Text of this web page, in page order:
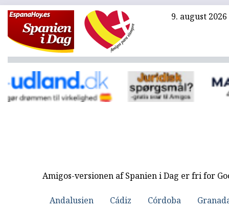
9. august 2026
Amigos-versionen af Spanien i Dag er fri for
Andalusien Cádiz Córdoba